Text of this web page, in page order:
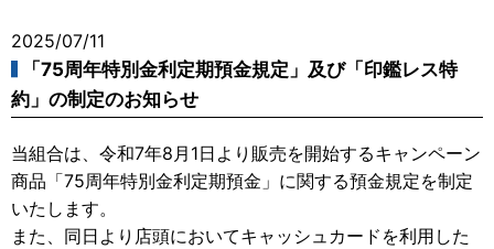
2025/07/11
「75周年特別金利定期預金規定」及び「印鑑レス特
約」の制定のお知らせ
当組合は、令和7年8月1日より販売を開始するキャンペーン
商品「75周年特別金利定期預金」に関する預金規定を制定
いたします。
また、同日より店頭においてキャッシュカードを利用した